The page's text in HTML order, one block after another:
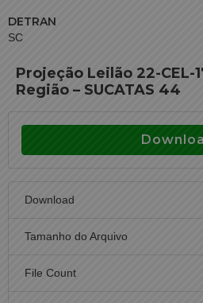
DETRAN
SC
Projeção Leilão 22-CEL-
Região – SUCATAS 44
Download
Tamanho do Arquivo
File Count